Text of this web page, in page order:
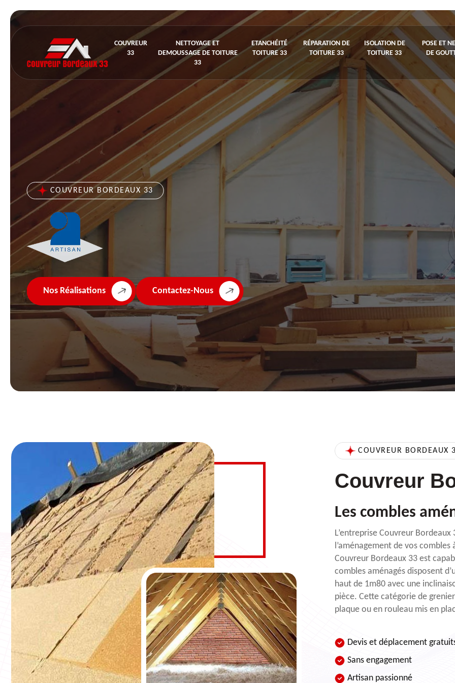
COUVREUR
33
NETTOYAGE ET
DEMOUSSAGE DE TOITURE
33
ETANCHÉITÉ
TOITURE 33
RÉPARATION DE
TOITURE 33
ISOLATION DE
TOITURE 33
POSE ET
DE
COUVREUR BORDEAUX 33
Nos Réalisations Contactez-Nous
COUVREUR BORDEAUX
Couvreur
Les combles
L’entreprise Couvreur
l’aménagement de vos
Couvreur Bordeaux 33 est
combles aménagés disposent
haut de 1m80 avec une
pièce. Cette catégorie de
plaque ou en rouleau mis en
Devis et déplacement
Sans engagement
Artisan passionné